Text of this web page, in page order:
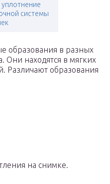
уплотнение
системы
образования в разных
Они находятся в мягких
Различают образования
на снимке.